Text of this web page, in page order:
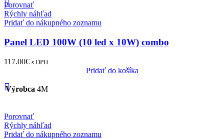
Porovnať
Rýchly náhľad
Pridať do nákupného zoznamu
Panel LED 100W (10 led x 10W) combo
117.00€ s DPH
Pridať do košíka
Výrobca 4M
Porovnať
Rýchly náhľad
Pridať do nákupného zoznamu